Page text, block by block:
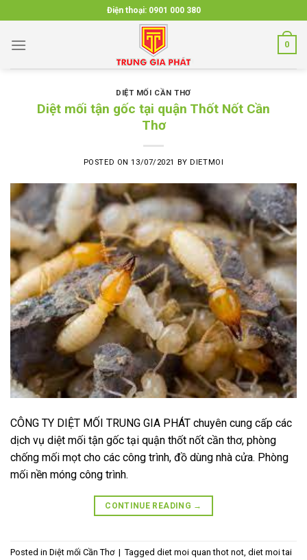
to
content
Điện thoại: 0901 000 380
0
DIỆT MỐI CẦN THƠ
Diệt mối tận gốc tại quận Thốt Nốt Cần
Thơ
POSTED ON13/07/2021 BYDIETMOI
CÔNG TY DIỆT MỐI TRUNG GIA PHÁT chuyên cung cấp các
dịch vụ diệt mối tận gốc tại quận thốt nốt cần thơ, phòng
chống mối mọt cho các công trình, đồ dùng nhà cửa. Phòng
mối nền móng công trình.
CONTINUE READING →
Posted in Diệt mối Cần Thơ | Tagged diet moi quan thot not, diet moi tai